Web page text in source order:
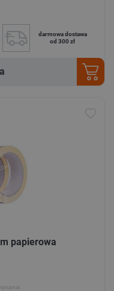
darmowa dostawa
od 300 zł
papierowa